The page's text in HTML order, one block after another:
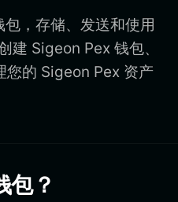
，存储、发送和使用
建 Sigeon Pex 钱包、
您的 Sigeon Pex 资产
包？